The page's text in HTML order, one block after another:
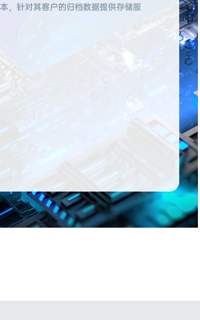
，针对其客户的归档数据提供存储服